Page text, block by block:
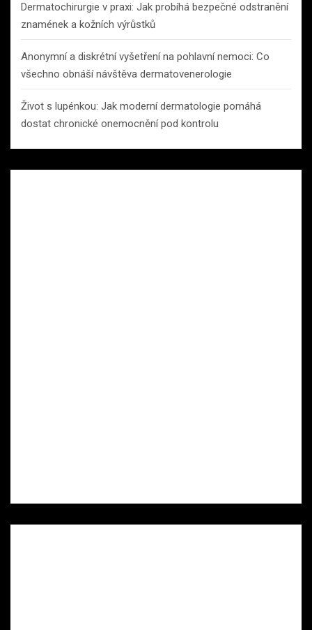
Dermatochirurgie v praxi: Jak probíhá bezpečné odstranění
znamének a kožních výrůstků
Anonymní a diskrétní vyšetření na pohlavní nemoci: Co
všechno obnáší návštěva dermatovenerologie
Život s lupénkou: Jak moderní dermatologie pomáhá
dostat chronické onemocnění pod kontrolu